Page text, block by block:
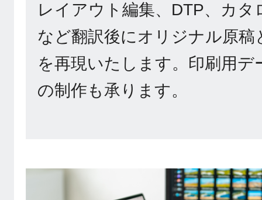
レイアウト編集、DTP、カ
など翻訳後にオリジナル原
を再現いたします。印刷用デ
の制作も承ります。